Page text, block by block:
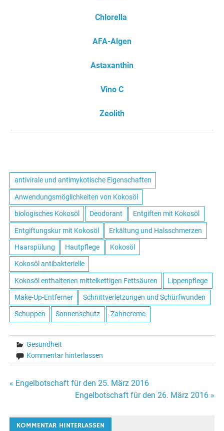
Chlorella
AFA-Algen
Astaxanthin
Vino C
Zeolith
antivirale und antimykotische Eigenschaften
Anwendungsmöglichkeiten von Kokosöl
biologisches Kokosöl Deodorant Entgiften mit Kokosöl
Entgiftungskur mit Kokosöl Erkältung und Halsschmerzen
Haarspülung Hautpflege Kokosöl
Kokosöl antibakterielle
Kokosöl enthaltenen mittelkettigen Fettsäuren Lippenpflege
Make-Up-Entferner Schnittverletzungen und Schürfwunden
Schuppen Sonnenschutz Zahncreme
Gesundheit
Kommentar hinterlassen
Navigation
« Engelbotschaft für den 25. März 2016
Engelbotschaft für den 26. März 2016 »
KOMMENTAR HINTERLASSEN